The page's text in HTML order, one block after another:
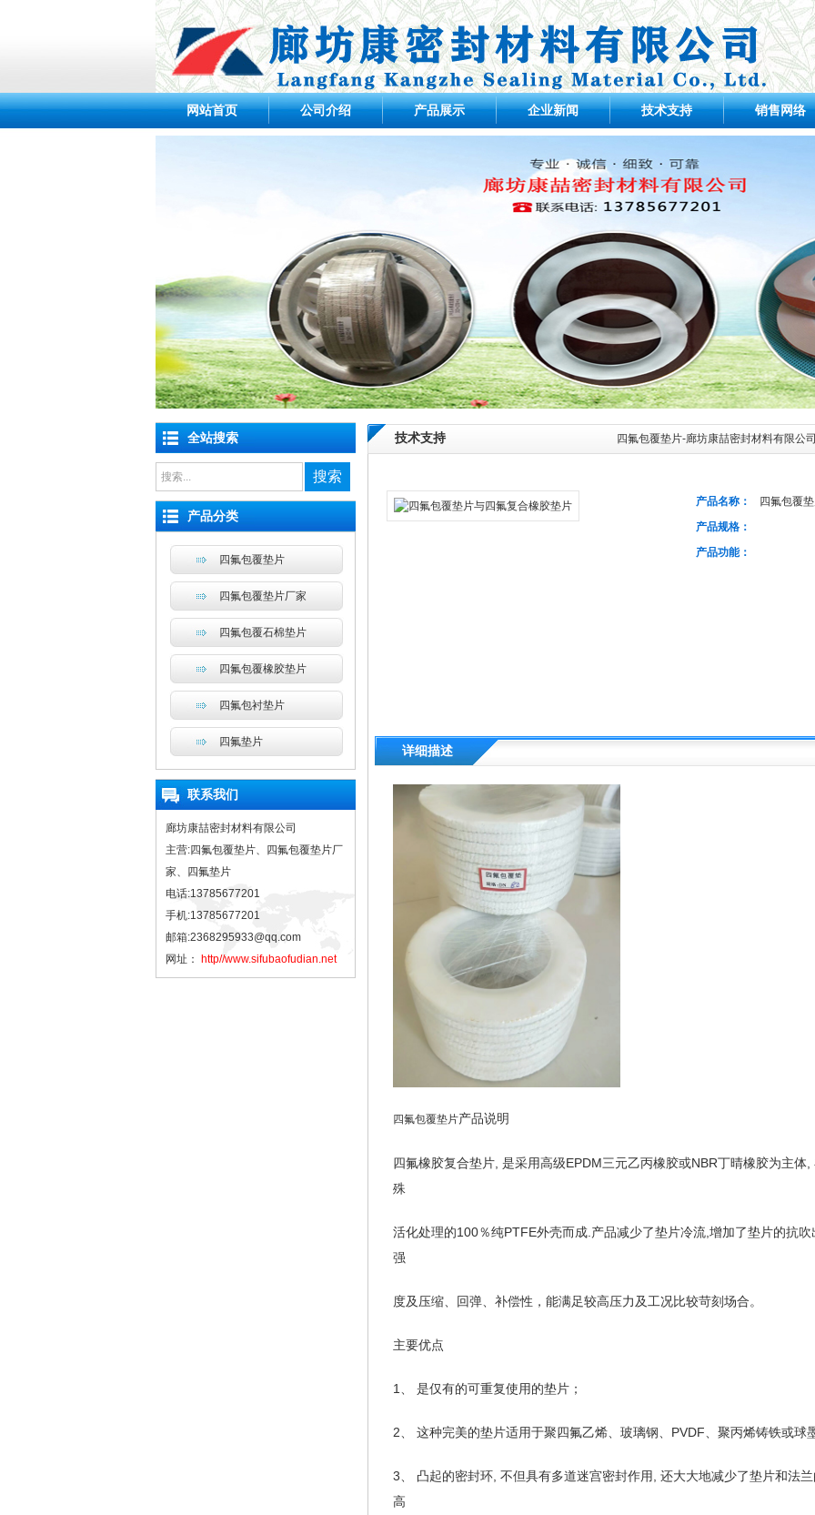
网站首页 公司介绍 产品展示 企业新闻 技术支持 销售网络
技术支持 四氟包覆垫片-廊坊康喆密封材料有限公司
产品名称：
四氟包覆
产品规格：
产品功能：
详细描述
四氟包覆垫片产品说明
四氟橡胶复合垫片, 是采用高级EPDM三元乙丙橡胶或NBR丁晴橡胶为主体
殊
活化处理的100％纯PTFE外壳而成.产品减少了垫片冷流,增加了垫片的抗
强
度及压缩、回弹、补偿性，能满足较高压力及工况比较苛刻场合。
主要优点
1、 是仅有的可重复使用的垫片；
2、 这种完美的垫片适用于聚四氟乙烯、玻璃钢、PVDF、聚丙烯铸铁或球
3、 凸起的密封环, 不但具有多道迷宫密封作用, 还大大地减少了垫片和法
高
全站搜索
搜索
产品分类
四氟包覆垫片
四氟包覆垫片厂家
四氟包覆石棉垫片
四氟包覆橡胶垫片
四氟包衬垫片
四氟垫片
联系我们
廊坊康喆密封材料有限公司
主营:四氟包覆垫片、四氟包覆垫片厂
家、四氟垫片
电话:13785677201
手机:13785677201
邮箱:2368295933@qq.com
网址：
http//www.sifubaofudian.net